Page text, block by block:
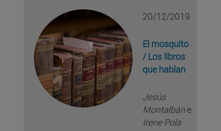
20/12/2019
El mosquito
/ Los libros
que hablan
Jesús
Montalbáne
Irene Pola